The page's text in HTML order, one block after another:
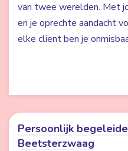
van twee werelden. Met
en je oprechte aandacht
elke client ben je
Persoonlijk
Beetsterzwaag